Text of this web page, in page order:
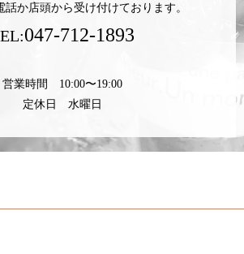
話か店頭から受け付けております。
047-712-1893
営業時間 10:00〜19:00
定休日 水曜日